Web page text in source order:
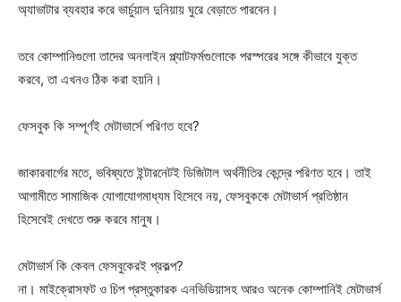
অ্যাভাটার ব্যবহার করে ভার্চুয়াল দুনিয়ায় ঘুরে বেড়াতে পারবেন।
তবে কোম্পানিগুলো তাদের অনলাইন প্ল্যাটফর্মগুলোকে পরস্পরের সঙ্গে কীভাবে যুক্ত
করবে, তা এখনও ঠিক করা হয়নি।
ফেসবুক কি সম্পূর্ণই মেটাভার্সে পরিণত হবে?
জাকারবার্গের মতে, ভবিষ্যতে ইন্টারনেটই ডিজিটাল অর্থনীতির কেন্দ্রে পরিণত হবে। তাই
আগামীতে সামাজিক যোগাযোগমাধ্যম হিসেবে নয়, ফেসবুককে মেটাভার্স প্রতিষ্ঠান
হিসেবেই দেখতে শুরু করবে মানুষ।
মেটাভার্স কি কেবল ফেসবুকেরই প্রকল্প?
না। মাইক্রোসফট ও চিপ প্রস্তুকারক এনভিডিয়াসহ আরও অনেক কোম্পানিই মেটাভার্স